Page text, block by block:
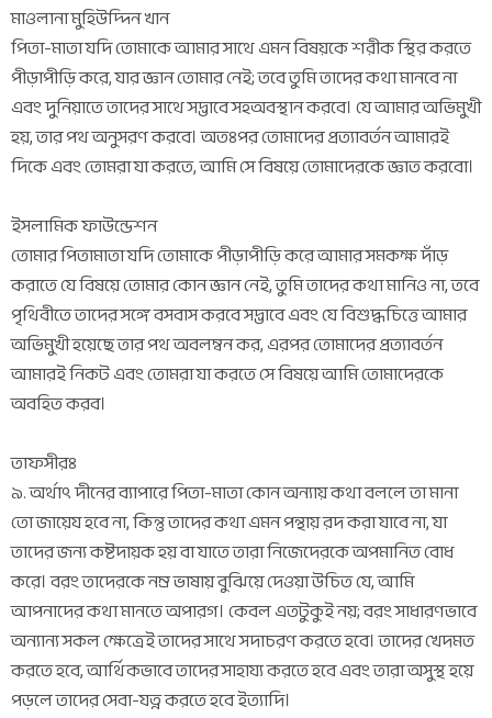
মাওলানা মুহিউদ্দিন খান
পিতা-মাতা যদি তোমাকে আমার সাথে এমন বিষয়কে শরীক স্থির করতে
পীড়াপীড়ি করে, যার জ্ঞান তোমার নেই; তবে তুমি তাদের কথা মানবে না
এবং দুনিয়াতে তাদের সাথে সদ্ভাবে সহঅবস্থান করবে। যে আমার অভিমুখী
হয়, তার পথ অনুসরণ করবে। অতঃপর তোমাদের প্রত্যাবর্তন আমারই
দিকে এবং তোমরা যা করতে, আমি সে বিষয়ে তোমাদেরকে জ্ঞাত করবো।
ইসলামিক ফাউন্ডেশন
তোমার পিতামাতা যদি তোমাকে পীড়াপীড়ি করে আমার সমকক্ষ দাঁড়
করাতে যে বিষয়ে তোমার কোন জ্ঞান নেই, তুমি তাদের কথা মানিও না, তবে
পৃথিবীতে তাদের সঙ্গে বসবাস করবে সদ্ভাবে এবং যে বিশুদ্ধচিত্তে আমার
অভিমুখী হয়েছে তার পথ অবলম্বন কর, এরপর তোমাদের প্রত্যাবর্তন
আমারই নিকট এবং তোমরা যা করতে সে বিষয়ে আমি তোমাদেরকে
অবহিত করব।
তাফসীরঃ
৯. অর্থাৎ দীনের ব্যাপারে পিতা-মাতা কোন অন্যায় কথা বললে তা মানা
তো জায়েয হবে না, কিন্তু তাদের কথা এমন পন্থায় রদ করা যাবে না, যা
তাদের জন্য কষ্টদায়ক হয় বা যাতে তারা নিজেদেরকে অপমানিত বোধ
করে। বরং তাদেরকে নম্র ভাষায় বুঝিয়ে দেওয়া উচিত যে, আমি
আপনাদের কথা মানতে অপারগ। কেবল এতটুকুই নয়; বরং সাধারণভাবে
অন্যান্য সকল ক্ষেত্রেই তাদের সাথে সদাচরণ করতে হবে। তাদের খেদমত
করতে হবে, আর্থিকভাবে তাদের সাহায্য করতে হবে এবং তারা অসুস্থ হয়ে
পড়লে তাদের সেবা-যত্ন করতে হবে ইত্যাদি।